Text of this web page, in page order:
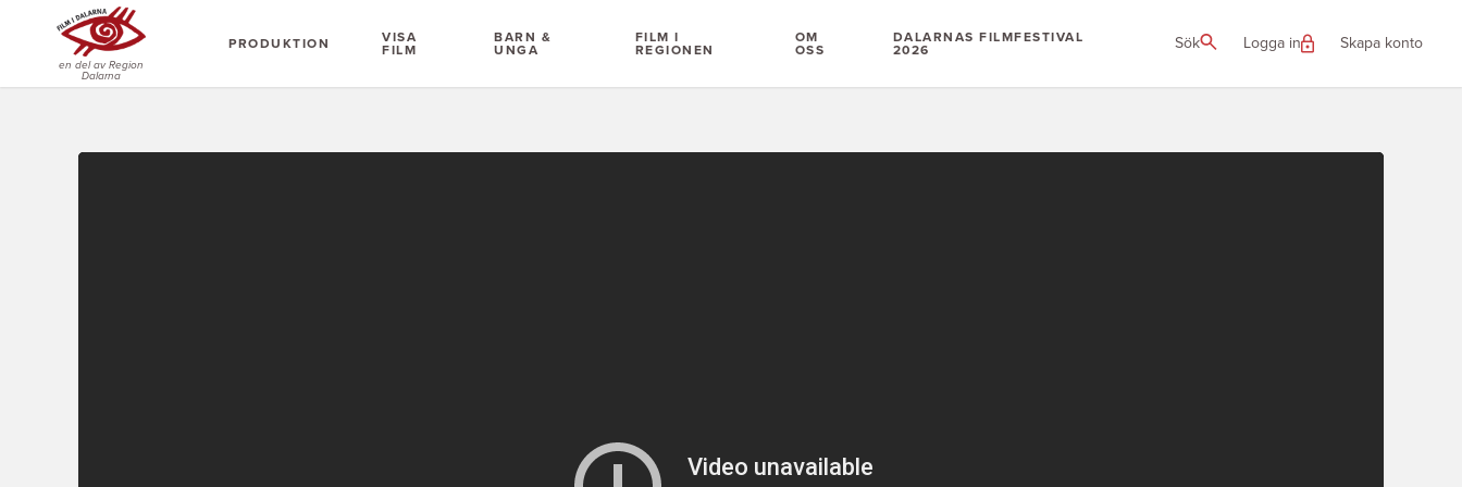
en del av Region
Dalarna
PRODUKTION
VISA
FILM
BARN &
UNGA
FILM I
REGIONEN
OM
OSS
DALARNAS FILMFESTIVAL
2026
Sök Logga in Skapa konto